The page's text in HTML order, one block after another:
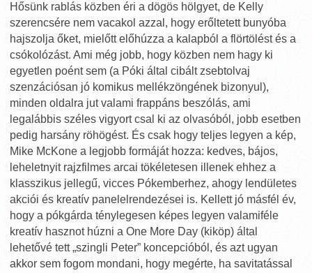
Hősünk rablás közben éri a dögös hölgyet, de Kelly
szerencsére nem vacakol azzal, hogy erőltetett bunyóba
hajszolja őket, mielőtt előhúzza a kalapból a flörtölést és a
csókolózást. Ami még jobb, hogy közben nem hagy ki
egyetlen poént sem (a Póki által cibált zsebtolvaj
szenzációsan jó komikus mellékzöngének bizonyul),
minden oldalra jut valami frappáns beszólás, ami
legalábbis széles vigyort csal ki az olvasóból, jobb esetben
pedig harsány röhögést. És csak hogy teljes legyen a kép,
Mike McKone a legjobb formáját hozza: kedves, bájos,
leheletnyit rajzfilmes arcai tökéletesen illenek ehhez a
klasszikus jellegű, vicces Pókemberhez, ahogy lendületes
akciói és kreatív panelelrendezései is. Kellett jó másfél év,
hogy a pókgárda ténylegesen képes legyen valamiféle
kreatív hasznot húzni a One More Day (kiköp) által
lehetővé tett „szingli Peter” koncepcióból, és azt ugyan
akkor sem fogom mondani, hogy megérte, ha savitatással